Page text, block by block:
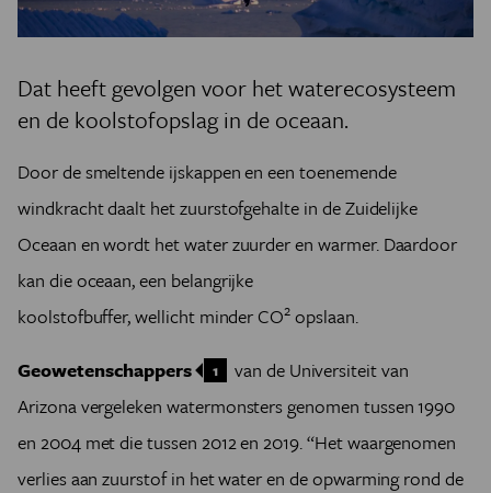
Dat heeft gevolgen voor het waterecosysteem
en de koolstofopslag in de oceaan.
Door de smeltende ijskappen en een toenemende
windkracht daalt het zuurstofgehalte in de Zuidelijke
Oceaan en wordt het water zuurder en warmer. Daardoor
kan die oceaan, een belangrijke
koolstofbuffer, wellicht minder CO2 opslaan.
Geowetenschappers
1
van de Universiteit van
Arizona vergeleken watermonsters genomen tussen 1990
en 2004 met die tussen 2012 en 2019. “Het waargenomen
verlies aan zuurstof in het water en de opwarming rond de